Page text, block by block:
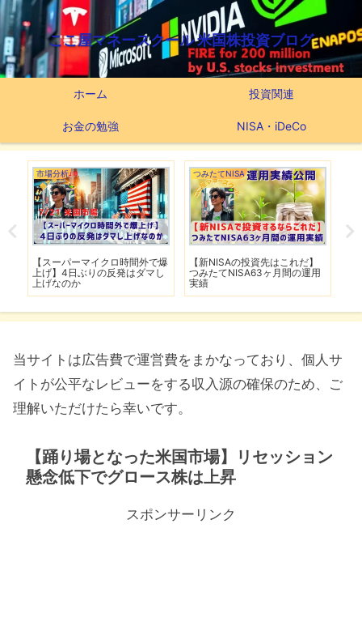
ここ屋マネースクール 米国株投資ブログ
ホーム 投資関連
お金の勉強 NISA・iDeCo
市場分析
【スーパーマイクロ時間外で爆
上げ】4日ぶりの反発はダマし
上げなのか
つみたてNISA
【新NISAの投資先はこれだ】
つみたてNISA63ヶ月間の運用
実績
当サイトは広告費で運営費をまかなっており、個人サ
イトが公平なレビューをする収入源の確保のため、ご
理解いただけたら幸いです。
【踊り場となった米国市場】リセッション
懸念低下でグロース株は上昇
スポンサーリンク